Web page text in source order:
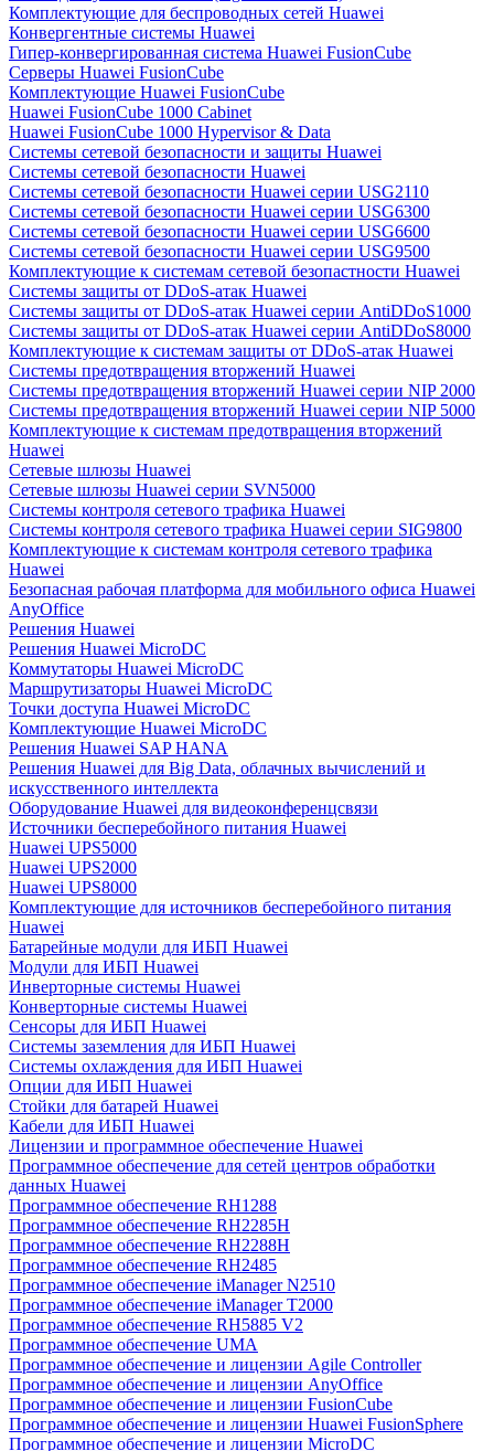
Комплектующие для беспроводных сетей Huawei
Конвергентные системы Huawei
Гипер-конвергированная система Huawei FusionCube
Серверы Huawei FusionCube
Комплектующие Huawei FusionCube
Huawei FusionCube 1000 Cabinet
Huawei FusionCube 1000 Hypervisor & Data
Системы сетевой безопасности и защиты Huawei
Системы сетевой безопасности Huawei
Системы сетевой безопасности Huawei серии USG2110
Системы сетевой безопасности Huawei серии USG6300
Системы сетевой безопасности Huawei серии USG6600
Системы сетевой безопасности Huawei серии USG9500
Комплектующие к системам сетевой безопастности Huawei
Системы защиты от DDoS-атак Huawei
Системы защиты от DDoS-атак Huawei серии AntiDDoS1000
Системы защиты от DDoS-атак Huawei серии AntiDDoS8000
Комплектующие к системам защиты от DDoS-атак Huawei
Системы предотвращения вторжений Huawei
Системы предотвращения вторжений Huawei серии NIP 2000
Системы предотвращения вторжений Huawei серии NIP 5000
Комплектующие к системам предотвращения вторжений
Huawei
Сетевые шлюзы Huawei
Сетевые шлюзы Huawei серии SVN5000
Системы контроля сетевого трафика Huawei
Системы контроля сетевого трафика Huawei серии SIG9800
Комплектующие к системам контроля сетевого трафика
Huawei
Безопасная рабочая платформа для мобильного офиса Huawei
AnyOffice
Решения Huawei
Решения Huawei MicroDC
Коммутаторы Huawei MicroDC
Маршрутизаторы Huawei MicroDC
Точки доступа Huawei MicroDC
Комплектующие Huawei MicroDC
Решения Huawei SAP HANA
Решения Huawei для Big Data, облачных вычислений и
искусственного интеллекта
Оборудование Huawei для видеоконференцсвязи
Источники бесперебойного питания Huawei
Huawei UPS5000
Huawei UPS2000
Huawei UPS8000
Комплектующие для источников бесперебойного питания
Huawei
Батарейные модули для ИБП Huawei
Модули для ИБП Huawei
Инверторные системы Huawei
Конверторные системы Huawei
Сенсоры для ИБП Huawei
Системы заземления для ИБП Huawei
Системы охлаждения для ИБП Huawei
Опции для ИБП Huawei
Стойки для батарей Huawei
Кабели для ИБП Huawei
Лицензии и программное обеспечение Huawei
Программное обеспечение для сетей центров обработки
данных Huawei
Программное обеспечение RH1288
Программное обеспечение RH2285H
Программное обеспечение RH2288H
Программное обеспечение RH2485
Программное обеспечение iManager N2510
Программное обеспечение iManager T2000
Программное обеспечение RH5885 V2
Программное обеспечение UMA
Программное обеспечение и лицензии Agile Controller
Программное обеспечение и лицензии AnyOffice
Программное обеспечение и лицензии FusionCube
Программное обеспечение и лицензии Huawei FusionSphere
Программное обеспечение и лицензии MicroDC